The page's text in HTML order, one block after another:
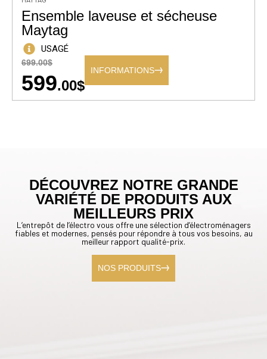
Ensemble laveuse et sécheuse
Maytag
USAGÉ
699.00$
599.00$
INFORMATIONS
DÉCOUVREZ NOTRE GRANDE
VARIÉTÉ DE PRODUITS AUX
MEILLEURS PRIX
L’entrepôt de l’électro vous offre une sélection d’électroménagers
fiables et modernes, pensés pour répondre à tous vos besoins, au
meilleur rapport qualité-prix.
NOS PRODUITS